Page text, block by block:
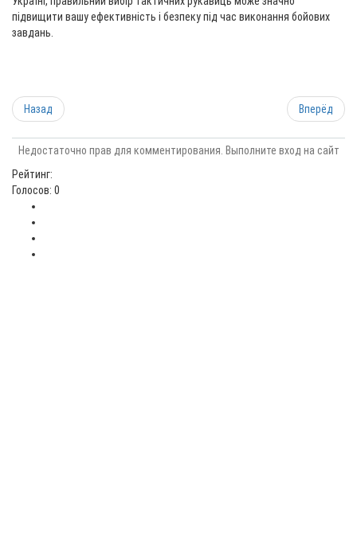
підвищити вашу ефективність і безпеку під час виконання бойових
завдань.
Назад Вперёд
Недостаточно прав для комментирования. Выполните вход на сайт
Рейтинг:
Голосов: 0